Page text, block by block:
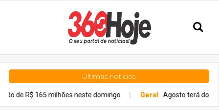
Últimas notícias
milhões neste domingo Geral Agosto terá dois eclipses;